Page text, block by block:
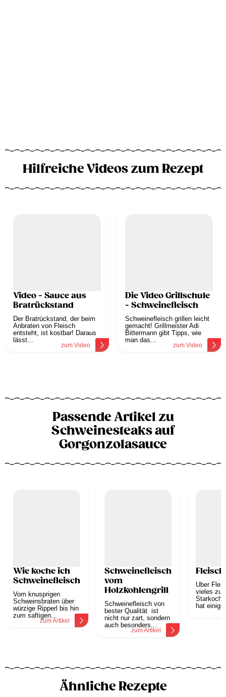
Hilfreiche Videos zum Rezept
Video - Sauce aus
Bratrückstand
Der Bratrückstand, der beim
Anbraten von Fleisch
entsteht, ist kostbar! Daraus
lässt...
zum Video
Die Video Grillschule
- Schweinefleisch
Schweinefleisch grillen leicht
gemacht! Grillmeister Adi
Bittermann gibt Tipps, wie
man das...
zum Video
Passende Artikel zu
Schweinesteaks auf
Gorgonzolasauce
Wie koche ich
Schweinefleisch?
Vom knusprigen
Schweinsbraten über
würzige Ripperl bis hin
zum saftigen...
zum Artikel
Schweinefleisch
vom
Holzkohlengrill
Schweinefleisch von
bester Qualität ist
nicht nur zart, sondern
auch besonders...
zum Artikel
Über
vieles zu
Starkoch
hat
Ähnliche Rezepte